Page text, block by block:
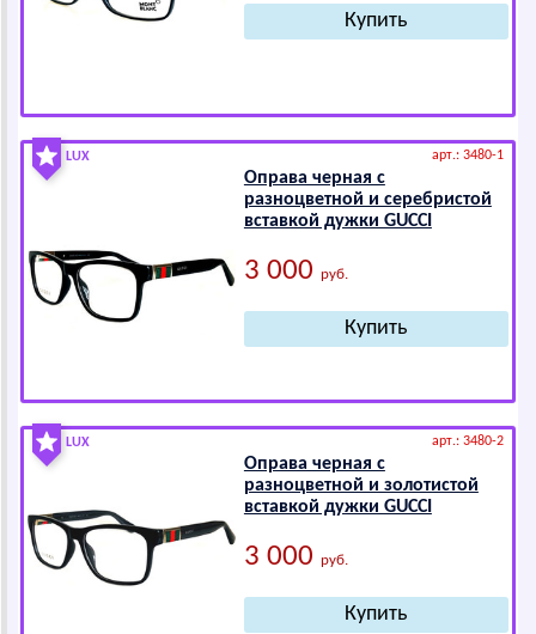
LUX арт.: 3480-1
Оправа черная с
разноцветной и серебристой
вставкой дужки GUССI
3 000 руб.
LUX арт.: 3480-2
Оправа черная с
разноцветной и золотистой
вставкой дужки GUССI
3 000 руб.